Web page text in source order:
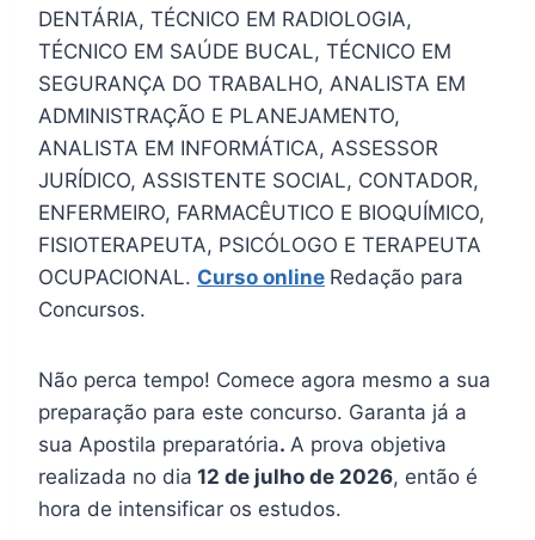
DENTÁRIA, TÉCNICO EM RADIOLOGIA,
TÉCNICO EM SAÚDE BUCAL, TÉCNICO EM
SEGURANÇA DO TRABALHO, ANALISTA EM
ADMINISTRAÇÃO E PLANEJAMENTO,
ANALISTA EM INFORMÁTICA, ASSESSOR
JURÍDICO, ASSISTENTE SOCIAL, CONTADOR,
ENFERMEIRO, FARMACÊUTICO E BIOQUÍMICO,
FISIOTERAPEUTA, PSICÓLOGO E TERAPEUTA
OCUPACIONAL. Curso online Redação para
Concursos.
Não perca tempo! Comece agora mesmo a sua
preparação para este concurso. Garanta já a
sua Apostila preparatória. A prova objetiva
realizada no dia 12 de julho de 2026, então é
hora de intensificar os estudos.